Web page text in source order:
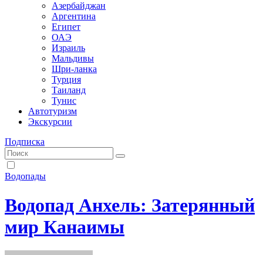
Азербайджан
Аргентина
Египет
ОАЭ
Израиль
Мальдивы
Шри-ланка
Турция
Таиланд
Тунис
Автотуризм
Экскурсии
Подписка
Водопады
Водопад Анхель: Затерянный
мир Канаимы